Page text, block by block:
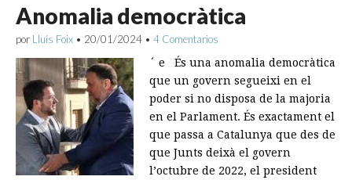
Anomalia democràtica
por Lluís Foix • 20/01/2024 • 4 Comentarios
´ e És una anomalia democràtica
que un govern segueixi en el
poder si no disposa de la majoria
en el Parlament. És exactament el
que passa a Catalunya que des de
que Junts deixà el govern
l’octubre de 2022, el president